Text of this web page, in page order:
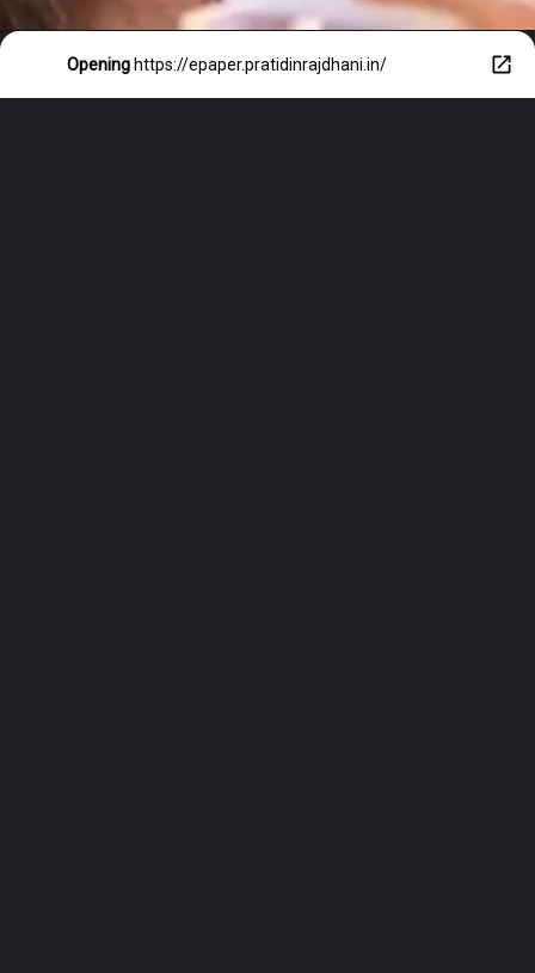
Openinghttps://epaper.pratidinrajdhani.in/